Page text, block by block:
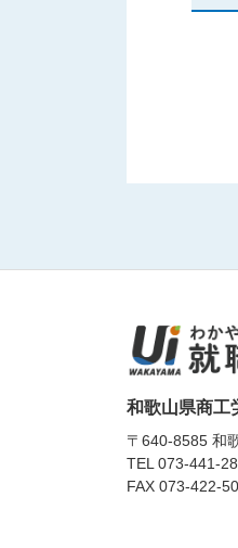
和歌山県商工
〒640-8585 和
TEL073-441-
FAX 073-422-